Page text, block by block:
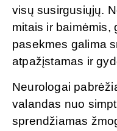
visų susirgusiųjų.
mitais ir baimėmis,
pasekmes galima
atpažįstamas ir
Neurologai
valandas nuo
sprendžiamas